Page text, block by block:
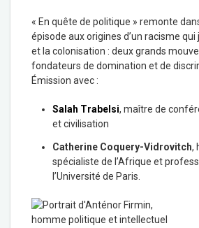
« En quête de politique » remonte
épisode aux origines d’un racisme qui
et la colonisation : deux grands
fondateurs de domination et de
Émission avec :
Salah Trabelsi, maître de
et civilisation
Catherine Coquery-Vidrovitch,
spécialiste de l’Afrique et
l’Université de Paris.